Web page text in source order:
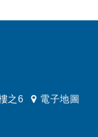
之6
電子地圖